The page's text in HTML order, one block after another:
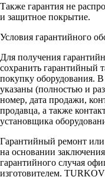
Также гарантия не
и защитное покрытие.
Условия гарантийного
Для получения
сохранить гарантийный
покупку оборудования.
указаны (полностью и
номер, дата продажи,
продавца, а также
установщика
Гарантийный ремонт или
на основании
гарантийного случая
изготовителем.